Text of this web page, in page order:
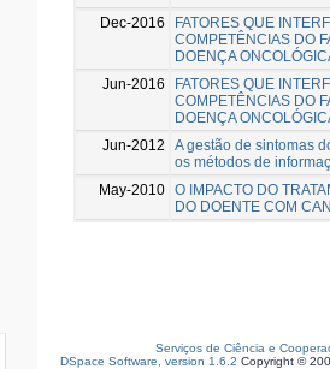
Dec-2016
FATORES QUE
COMPETÊNCIAS DO
DOENÇA
Jun-2016
FATORES QUE
COMPETÊNCIAS DO
DOENÇA
Jun-2012
A gestão de sintomas
os métodos de
May-2010 O IMPACTO DO
DO DOENTE COM
Serviços de Ciência e
DSpace Software, version 1.6.2 Copyright ©